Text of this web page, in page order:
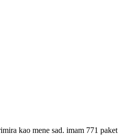
kao mene sad. imam 771 paket